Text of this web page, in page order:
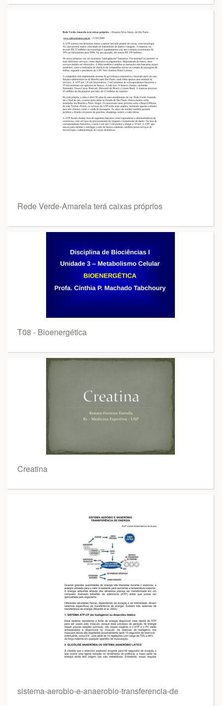
Rede Verde-Amarela terá caixas próprios
T08 - Bioenergética
Creatina
sistema-aerobio-e-anaerobio-transferencia-de